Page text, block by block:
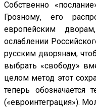
Собственно
Грозному, его
европейским
ослаблении
русским дворянам,
выбрать «свободу»
целом метод этот
теперь обозначается
(«евроинтеграция»).